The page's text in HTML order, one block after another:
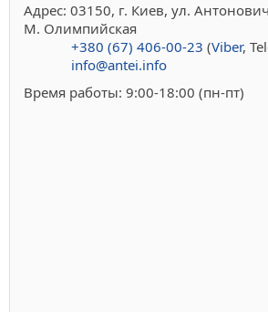
Адрес: 03150, г. Киев, ул.
М. Олимпийская
+380 (67) 406-00-23 (Viber,
info@antei.info
Время работы: 9:00-18:00 (пн-пт)